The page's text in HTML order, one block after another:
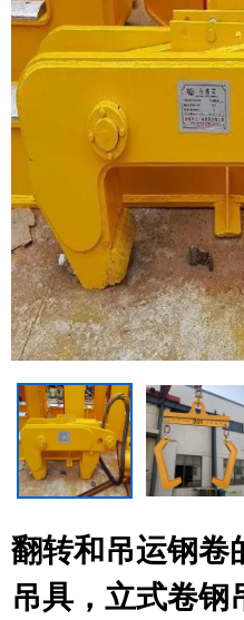
翻转和吊运钢卷
吊具，立式卷钢